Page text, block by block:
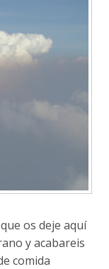
que os deje aquí
y acabareis
comida